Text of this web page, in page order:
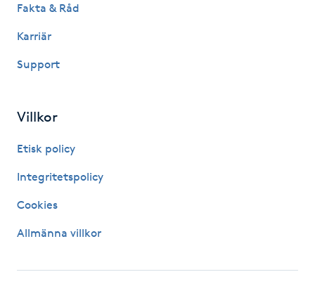
Hårförlängning
Hälsa
Hälsprickor
Idrottsmassage
Fakta & Råd
Karriär
Support
Villkor
Etisk policy
Integritetspolicy
Cookies
Allmänna villkor